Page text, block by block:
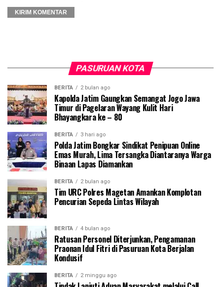
PASURUAN KOTA
BERITA 2 bulan ago
Kapolda Jatim Gaungkan Semangat Jogo Jawa
Timur di Pagelaran Wayang Kulit Hari
Bhayangkara ke – 80
BERITA 3 hari ago
Polda Jatim Bongkar Sindikat Penipuan Online
Emas Murah, Lima Tersangka Diantaranya Warga
Binaan Lapas Diamankan
BERITA 2 bulan ago
Tim URC Polres Magetan Amankan Komplotan
Pencurian Sepeda Lintas Wilayah
BERITA 4 bulan ago
Ratusan Personel Diterjunkan, Pengamanan
Praonan Idul Fitri di Pasuruan Kota Berjalan
Kondusif
BERITA 2 minggu ago